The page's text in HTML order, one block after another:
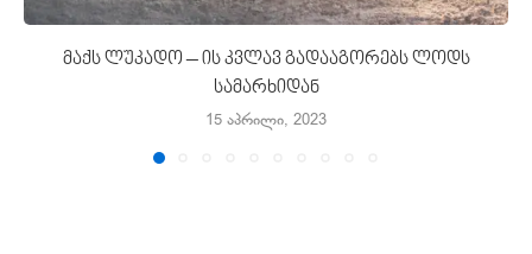
მაქს ლუკადო – ის კვლავ გადააგორებს ლოდს
სამარხიდან
15 აპრილი, 2023